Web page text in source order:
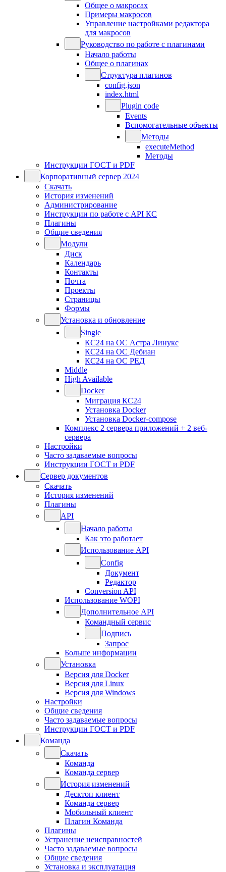
Общее о макросах
Примеры макросов
Управление настройками редактора
для макросов
Руководство по работе с плагинами
Начало работы
Общее о плагинах
Структура плагинов
config.json
index.html
Plugin code
Events
Вспомогательные объекты
Методы
executeMethod
Методы
Инструкции ГОСТ и PDF
Корпоративный сервер 2024
Скачать
История изменений
Администрирование
Инструкции по работе с API КС
Плагины
Общие сведения
Модули
Диск
Календарь
Контакты
Почта
Проекты
Страницы
Формы
Установка и обновление
Single
КС24 на ОС Астра Линукс
КС24 на ОС Дебиан
КС24 на ОС РЕД
Middle
High Available
Docker
Миграция КС24
Установка Docker
Установка Docker-compose
Комплекс 2 сервера приложений + 2 веб-
сервера
Настройки
Часто задаваемые вопросы
Инструкции ГОСТ и PDF
Сервер документов
Скачать
История изменений
Плагины
API
Начало работы
Как это работает
Использование API
Config
Документ
Редактор
Conversion API
Использование WOPI
Дополнительное API
Командный сервис
Подпись
Запрос
Больше информации
Установка
Версия для Docker
Версия для Linux
Версия для Windows
Настройки
Общие сведения
Часто задаваемые вопросы
Инструкции ГОСТ и PDF
Команда
Скачать
Команда
Команда сервер
История изменений
Десктоп клиент
Команда сервер
Мобильный клиент
Плагин Команда
Плагины
Устранение неисправностей
Часто задаваемые вопросы
Общие сведения
Установка и эксплуатация